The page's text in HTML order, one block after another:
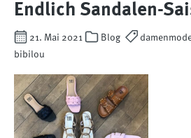
Endlich Sandalen-
21. Mai 2021 Blog
bibilou